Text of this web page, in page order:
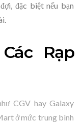
đặc biệt nếu bạn
Rạp
CGV hay Galaxy
ở mức trung bình